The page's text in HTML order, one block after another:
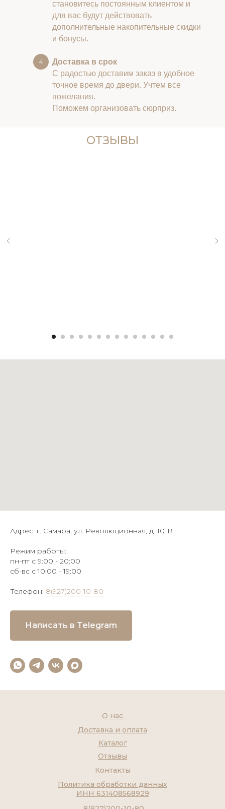
становитесь постоянным клиентом и
для вас будут действовать
дополнительные накопительные скидки
и бонусы.
Доставка в срок
С радостью доставим заказ в удобное
точное время до двери. Учтем все
пожелания.
Поможем организовать сюрприз.
ОТЗЫВЫ
Адрес: г. Самара, ул. Революционная, д. 101В
Режим работы:
пн-пт с 9:00 - 20:00
сб-вс с 10:00 - 19:00
Телефон: 8(927)200-10-80
Написать в Telegram
Контакты
Каталог
О нас
Доставка и оплата
Отзывы
Политика обработки данных
ИНН 631408568929